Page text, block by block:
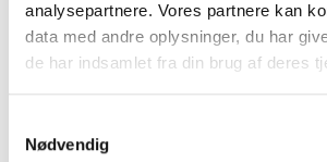
analysepartnere. Vores partnere kan
data med andre oplysninger, du har
de har indsamlet fra din brug af deres
Nødvendig